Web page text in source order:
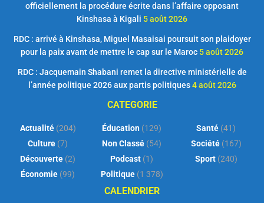
officiellement la procédure écrite dans l’affaire opposant
Kinshasa à Kigali 5 août 2026
RDC : arrivé à Kinshasa, Miguel Masaisai poursuit son plaidoyer
pour la paix avant de mettre le cap sur le Maroc 5 août 2026
RDC : Jacquemain Shabani remet la directive ministérielle de
l’année politique 2026 aux partis politiques 4 août 2026
CATEGORIE
Actualité(204)
Culture (7)
Découverte (2)
Économie (99)
Éducation (129)
Non Classé (54)
Podcast (1)
Politique(1 378)
Santé (41)
Société(167)
Sport(240)
CALENDRIER